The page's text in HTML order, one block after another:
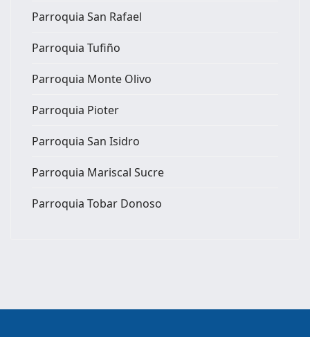
Parroquia San Rafael
Parroquia Tufiño
Parroquia Monte Olivo
Parroquia Pioter
Parroquia San Isidro
Parroquia Mariscal Sucre
Parroquia Tobar Donoso